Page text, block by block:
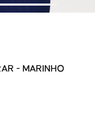
- MARINHO